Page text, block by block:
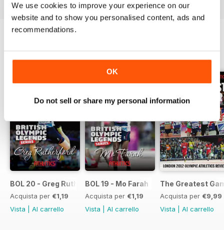
We use cookies to improve your experience on our
website and to show you personalised content, ads and
recommendations.
OK
Do not sell or share my personal information
EDIZIONI INDIETRO
BOL 20 - Greg Rutherford
Acquista per €1,19
Vista
Al carrello
BOL 19 - Mo Farah
Acquista per €1,19
Vista
Al carrello
The Greatest
Acquista per €9,99
Vista
Al carrello